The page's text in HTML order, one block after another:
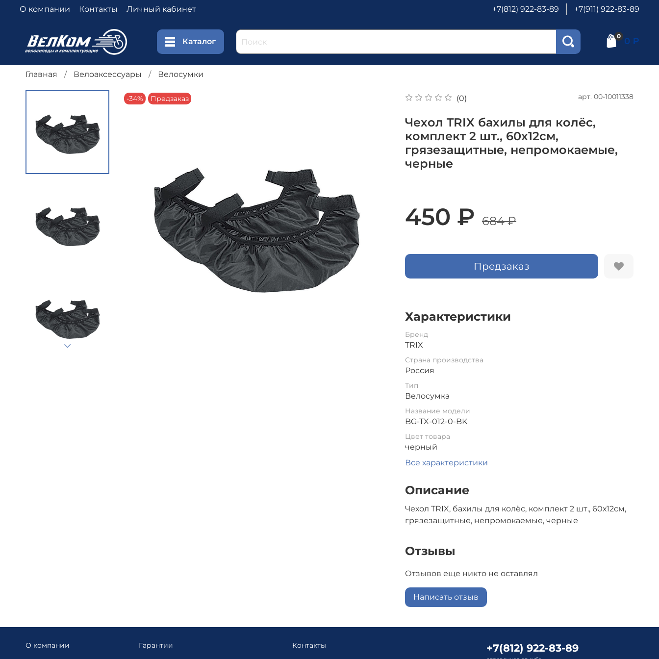
О компании Контакты Личный кабинет +7(812) 922-83-89 +7(911) 922-83-89
Каталог
0 0 ₽
Главная Велоаксессуары Велосумки
-34% Предзаказ (0) арт. 00-10011338
Чехол TRIX бахилы для колёс,
комплект 2 шт., 60х12см,
грязезащитные, непромокаемые,
черные
450 ₽ 684 ₽
Предзаказ
Характеристики
Бренд
TRIX
Страна производства
Россия
Тип
Велосумка
Название модели
BG-TX-012-0-BK
Цвет товара
черный
Все характеристики
Описание
Чехол TRIX, бахилы для колёс, комплект 2 шт., 60х12см,
грязезащитные, непромокаемые, черные
Отзывы
Отзывов еще никто не оставлял
Написать отзыв
О компании
Гарантии
Контакты
+7(812) 922-83-89